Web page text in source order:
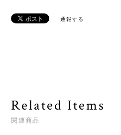
通報する
Related Items
関連商品